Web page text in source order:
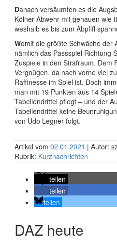
Danach versäumten es die
Kölner Abwehr mit genauen wie
weshalb es bis zum Abpfiff
Womit die größte Schwäche der
nämlich das Passspiel Richtung
Zuspiele in den Strafraum. Dem
Vergnügen, da nach vorne viel
Raffinesse im Spiel ist. Doch
man mit 19 Punkten aus 14
Tabellendrittel pflegt – und der
Tabellendrittel keine
von Udo Legner folgt.
Artikel vom 02.01.2021 | Autor:
Rubrik: Kurznachrichten
teilen
teilen
teilen
DAZ heute